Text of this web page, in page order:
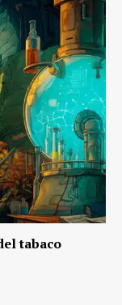
tabaco